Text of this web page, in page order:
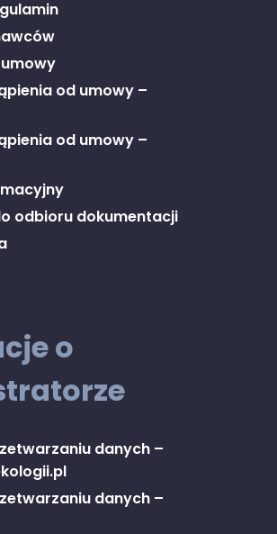
od umowy –
od umowy –
odbioru dokumentacji
o
danych –
danych –